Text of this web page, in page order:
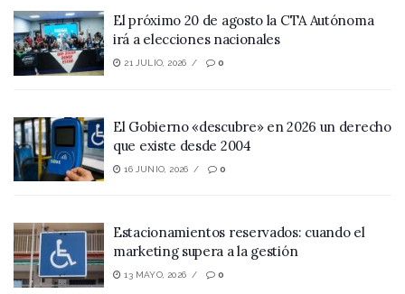
El próximo 20 de agosto la CTA Autónoma
irá a elecciones nacionales
21 JULIO, 2026 0
El Gobierno «descubre» en 2026 un derecho
que existe desde 2004
16 JUNIO, 2026 0
Estacionamientos reservados: cuando el
marketing supera a la gestión
13 MAYO, 2026 0